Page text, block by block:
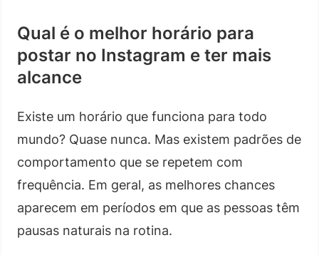
Qual é o melhor horário para
postar no Instagram e ter mais
alcance
Existe um horário que funciona para todo
mundo? Quase nunca. Mas existem padrões de
comportamento que se repetem com
frequência. Em geral, as melhores chances
aparecem em períodos em que as pessoas têm
pausas naturais na rotina.